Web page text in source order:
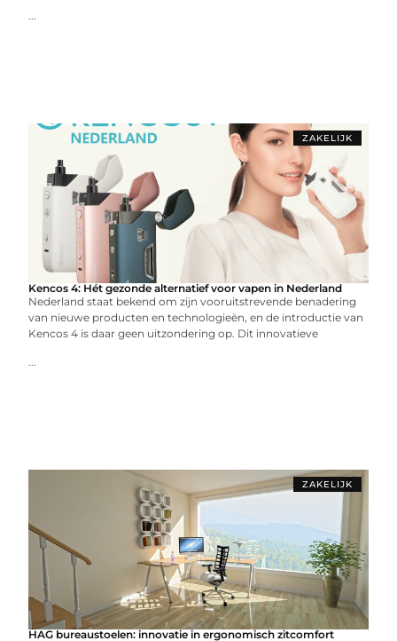
...
ZAKELIJK
Kencos 4: Hét gezonde alternatief voor vapen in Nederland
Nederland staat bekend om zijn vooruitstrevende benadering
van nieuwe producten en technologieën, en de introductie van
Kencos 4 is daar geen uitzondering op. Dit innovatieve
...
ZAKELIJK
HAG bureaustoelen: innovatie in ergonomisch zitcomfort